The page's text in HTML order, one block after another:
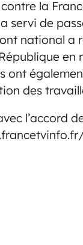
la
servi de
national a
en
ont
des
l’accord